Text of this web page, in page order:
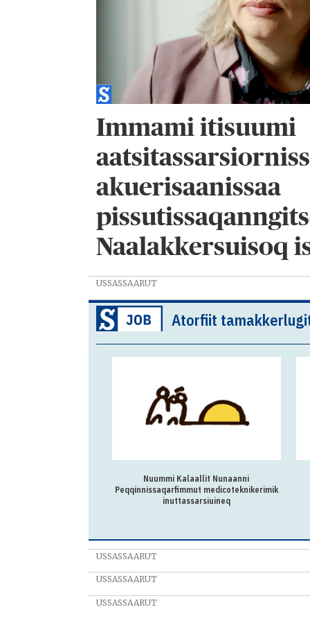
Immami itisuumi
akuerisaanissaa
Naalakkersuisoq
USSASSAARUT
Atorfiit
Nuummi Kalaallit Nunaanni
Peqqinnissaqarfimmut medicoteknikerimik
inuttassarsiuineq
USSASSAARUT
USSASSAARUT
USSASSAARUT